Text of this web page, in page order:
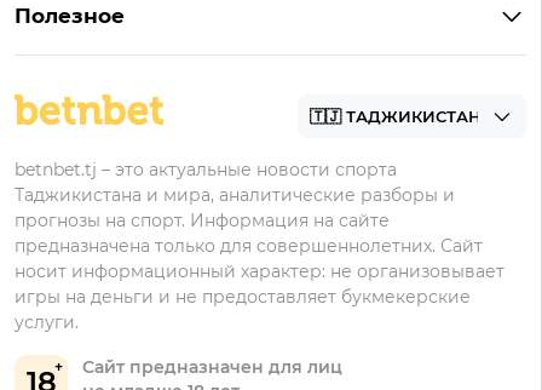
Полезное
Академия
18
Сайт предназначен для лиц
betnbet.tj – это актуальные новости спорта
Таджикистана и мира, аналитические разборы и
прогнозы на спорт. Информация на сайте
предназначена только для совершеннолетних. Сайт
носит информационный характер: не организовывает
игры на деньги и не предоставляет букмекерские
услуги.